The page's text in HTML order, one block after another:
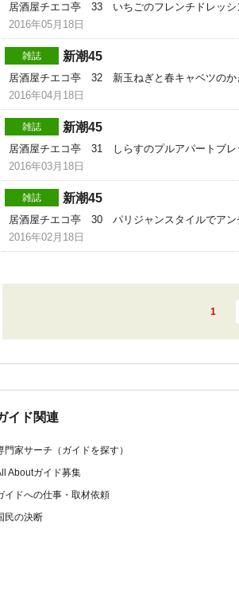
居酒屋チエコ亭 33 いちごのフレンチドレッシ
2016年05月18日
雑誌 新潮45
居酒屋チエコ亭 32 新玉ねぎと春キャベツのか
2016年04月18日
雑誌 新潮45
居酒屋チエコ亭 31 しらすのプルアパートブレ
2016年03月18日
雑誌 新潮45
居酒屋チエコ亭 30 パリジャンスタイルでア
2016年02月18日
1
イド関連
門家サーチ（ガイドを探す）
Aboutガイド募集
イドへの仕事・取材依頼
民の決断